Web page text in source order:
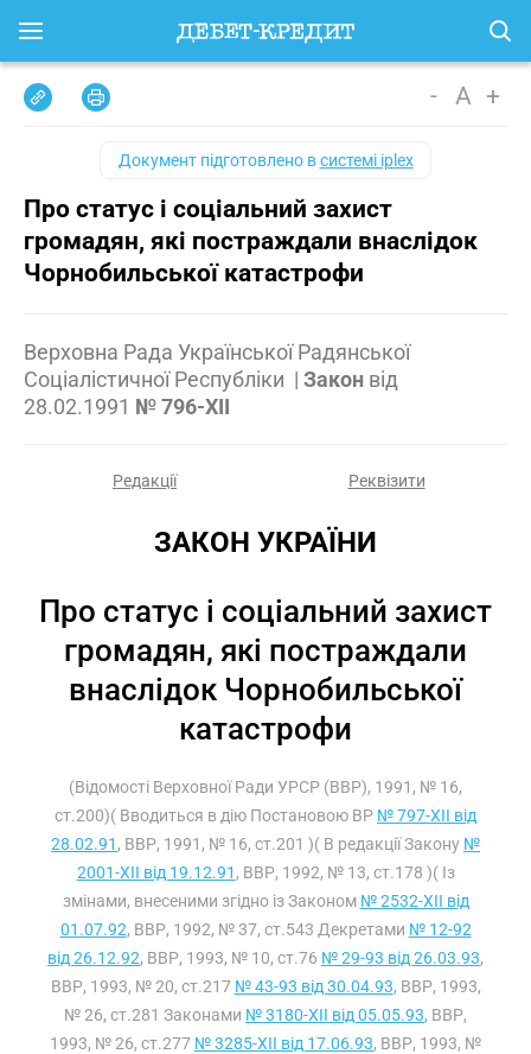
- A +
Документ підготовлено всистемі iplex
Про статус і соціальний захист
громадян, які постраждали внаслідок
Чорнобильської катастрофи
Верховна Рада Української Радянської
Соціалістичної Республіки | Закон від
28.02.1991 № 796-XII
Редакції Реквізити
ЗАКОН УКРАЇНИ
Про статус і соціальний захист
громадян, які постраждали
внаслідок Чорнобильської
катастрофи
(Відомості Верховної Ради УРСР (ВВР), 1991, № 16,
ст.200)( Вводиться в дію Постановою ВР № 797-XII від
28.02.91 , ВВР, 1991, № 16, ст.201 )( В редакції Закону №
2001-XII від 19.12.91 , ВВР, 1992, № 13, ст.178 )( Із
змінами, внесеними згідно із Законом № 2532-XII від
01.07.92, ВВР, 1992, № 37, ст.543 Декретами № 12-92
від 26.12.92, ВВР, 1993, № 10, ст.76 № 29-93 від 26.03.93,
ВВР, 1993, № 20, ст.217 № 43-93 від 30.04.93, ВВР, 1993,
№ 26, ст.281 Законами № 3180-XII від 05.05.93, ВВР,
1993, № 26, ст.277 № 3285-XII від 17.06.93, ВВР, 1993, №